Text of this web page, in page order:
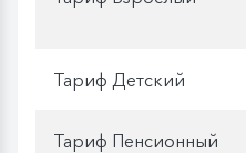
Тариф Детский
Тариф Пенсионный